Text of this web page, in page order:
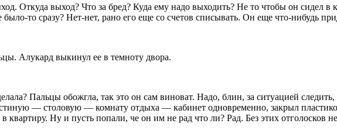
Откуда выход? Что за бред? Куда ему надо выходить? Не то чтобы он сидел в
было-то сразу? Нет-нет, рано его еще со счетов списывать. Он еще что-нибудь
Алукард выкинул ее в темноту двора.
Пальцы обожгла, так это он сам виноват. Надо, блин, за ситуацией
— столовую — комнату отдыха — кабинет одновременно, закрыл
квартиру. Ну и пусть попали, че он им не рад что ли? Рад. Без этих